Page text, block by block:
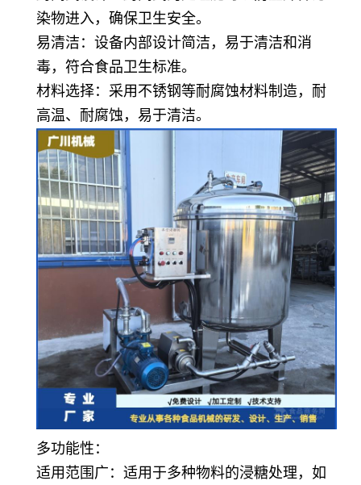
染物进入，确保卫生安全。
易清洁：设备内部设计简洁，易于清洁和消
毒，符合食品卫生标准。
材料选择：采用不锈钢等耐腐蚀材料制造，耐
高温、耐腐蚀，易于清洁。
多功能性：
适用范围广：适用于多种物料的浸糖处理，如